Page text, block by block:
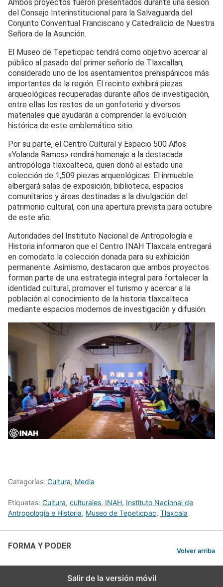
Ambos proyectos fueron presentados durante una sesión
del Consejo Interinstitucional para la Salvaguarda del
Conjunto Conventual Franciscano y Catedralicio de Nuestra
Señora de la Asunción.
El Museo de Tepeticpac tendrá como objetivo acercar al
público al pasado del primer señorío de Tlaxcallan,
considerado uno de los asentamientos prehispánicos más
importantes de la región. El recinto exhibirá piezas
arqueológicas recuperadas durante años de investigación,
entre ellas los restos de un gonfoterio y diversos
materiales que ayudarán a comprender la evolución
histórica de este emblemático sitio.
Por su parte, el Centro Cultural y Espacio 500 Años
«Yolanda Ramos» rendirá homenaje a la destacada
antropóloga tlaxcalteca, quien donó al estado una
colección de 1,509 piezas arqueológicas. El inmueble
albergará salas de exposición, biblioteca, espacios
comunitarios y áreas destinadas a la divulgación del
patrimonio cultural, con una apertura prevista para octubre
de este año.
Autoridades del Instituto Nacional de Antropología e
Historia informaron que el Centro INAH Tlaxcala entregará
en comodato la colección donada para su exhibición
permanente. Asimismo, destacaron que ambos proyectos
forman parte de una estrategia integral para fortalecer la
identidad cultural, promover el turismo y acercar a la
población al conocimiento de la historia tlaxcalteca
mediante espacios modernos de investigación y difusión.
Categorías: Cultura, Media
Etiquetas: Cultura, culturales, INAH, Instituto Nacional de
Antropología e Historia, Museo de Tepeticpac, Tlaxcala
FORMA Y PODER
Volver arriba
Salir de la versión móvil